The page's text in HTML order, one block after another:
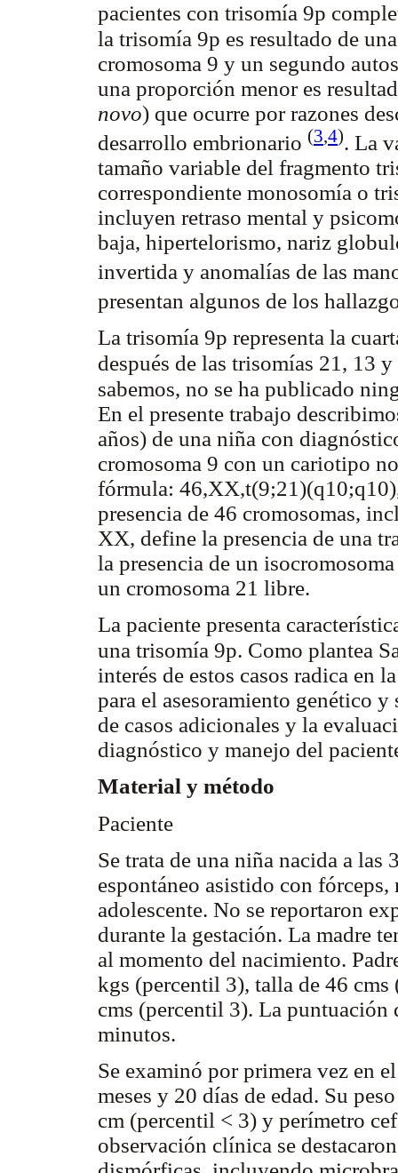
pacientes con trisomía 9p
la trisomía 9p es resultado de
cromosoma 9 y un segundo
una proporción menor es
novo) que ocurre por razones
desarrollo embrionario (3,4). La
tamaño variable del fragmento
correspondiente monosomía o
incluyen retraso mental y
baja, hipertelorismo, nariz
invertida y anomalías de las
presentan algunos de los
La trisomía 9p representa la
después de las trisomías 21, 13
sabemos, no se ha publicado
En el presente trabajo
años) de una niña con
cromosoma 9 con un cariotipo
fórmula:
presencia de 46 cromosomas,
XX, define la presencia de una
la presencia de un
un cromosoma 21 libre.
La paciente presenta
una trisomía 9p. Como plantea
interés de estos casos radica en
para el asesoramiento genético
de casos adicionales y la
diagnóstico y manejo del
Material y método
Paciente
Se trata de una niña nacida a las
espontáneo asistido con
adolescente. No se reportaron
durante la gestación. La madre
al momento del nacimiento.
kgs (percentil 3), talla de 46
cms (percentil 3). La
minutos.
Se examinó por primera vez en
meses y 20 días de edad. Su
cm (percentil < 3) y perímetro
observación clínica se